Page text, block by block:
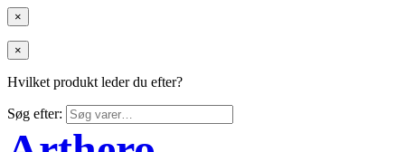
×
×
Hvilket produkt leder du efter?
Søg efter: